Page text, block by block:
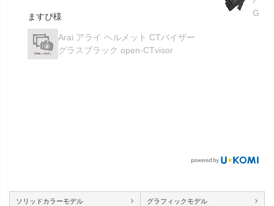
ますぴ様
Arai アライ ヘルメット CTバイザー
グラスブラック open-CTvisor
GK-
ソリッドカラーモデル グラフィックモデル